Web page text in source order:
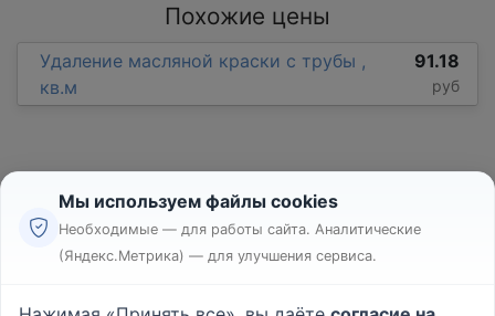
Похожие цены
Удаление масляной краски с трубы ,
кв.м
91.18
руб
Реклама
Мы используем файлы cookies
Необходимые — для работы сайта. Аналитические
(Яндекс.Метрика) — для улучшения сервиса.